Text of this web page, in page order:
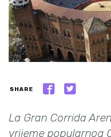
SHARE
La Gran Corrida
vrijeme popularnog